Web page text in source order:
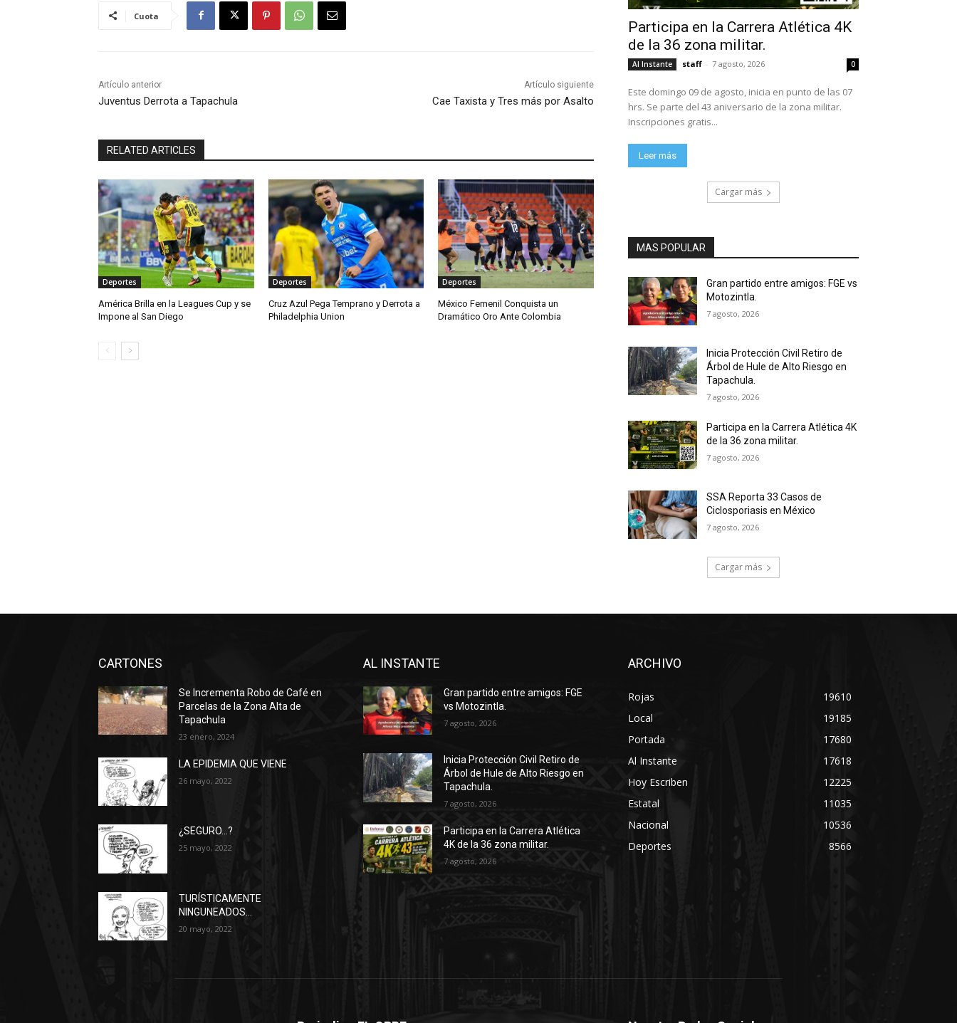
Cuota
Artículo anterior
Juventus Derrota a Tapachula
Artículo siguiente
Cae Taxista y Tres más por Asalto
RELATED ARTICLES
Deportes
América Brilla en la Leagues Cup y se
Impone al San Diego
Deportes
Cruz Azul Pega Temprano y Derrota a
Philadelphia Union
Deportes
México Femenil Conquista un
Dramático Oro Ante Colombia
Participa en la Carrera Atlética 4K
de la 36 zona militar.
Al Instante staff - 7 agosto, 2026 0
Este domingo 09 de agosto, inicia en punto de las 07
hrs. Se parte del 43 aniversario de la zona militar.
Inscripciones gratis...
Leer más
Cargar más
MAS POPULAR
Gran partido entre amigos: FGE vs
Motozintla.
7 agosto, 2026
Inicia Protección Civil Retiro de
Árbol de Hule de Alto Riesgo en
Tapachula.
7 agosto, 2026
Participa en la Carrera Atlética 4K
de la 36 zona militar.
7 agosto, 2026
SSA Reporta 33 Casos de
Ciclosporiasis en México
7 agosto, 2026
Cargar más
CARTONES
Se Incrementa Robo de Café en
Parcelas de la Zona Alta de
Tapachula
23 enero, 2024
LA EPIDEMIA QUE VIENE
26 mayo, 2022
¿SEGURO…?
25 mayo, 2022
TURÍSTICAMENTE
NINGUNEADOS…
20 mayo, 2022
AL INSTANTE
Gran partido entre amigos: FGE
vs Motozintla.
7 agosto, 2026
Inicia Protección Civil Retiro de
Árbol de Hule de Alto Riesgo en
Tapachula.
7 agosto, 2026
Participa en la Carrera Atlética
4K de la 36 zona militar.
7 agosto, 2026
ARCHIVO
Rojas
19610
Local
19185
Portada
17680
Al Instante
17618
Hoy Escriben
12225
Estatal
11035
Nacional
10536
Deportes
8566